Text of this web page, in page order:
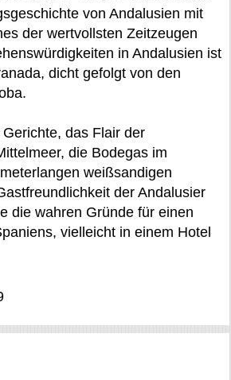
von Andalusien mit
der wertvollsten Zeitzeugen
in Andalusien ist
dicht gefolgt von den
das Flair der
die Bodegas im
weißsandigen
der Andalusier
die wahren Gründe für einen
vielleicht in einem Hotel